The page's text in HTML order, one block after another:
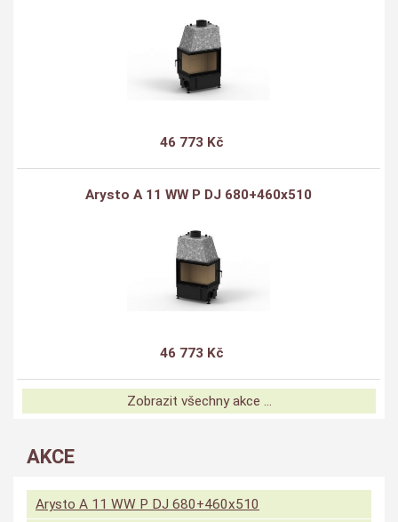
46 773 Kč
Arysto A 11 WW P DJ 680+460x510
46 773 Kč
Zobrazit všechny akce ...
AKCE
Arysto A 11 WW P DJ 680+460x510